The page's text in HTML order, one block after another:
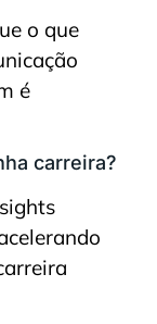
o que
é
carreira?